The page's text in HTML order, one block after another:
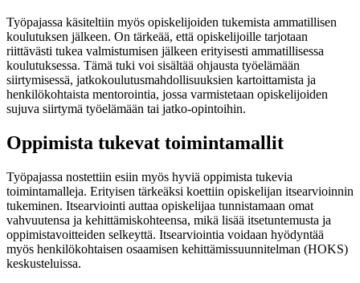
Työpajassa käsiteltiin myös opiskelijoiden tukemista ammatillisen
koulutuksen jälkeen. On tärkeää, että opiskelijoille tarjotaan
riittävästi tukea valmistumisen jälkeen erityisesti ammatillisessa
koulutuksessa. Tämä tuki voi sisältää ohjausta työelämään
siirtymisessä, jatkokoulutusmahdollisuuksien kartoittamista ja
henkilökohtaista mentorointia, jossa varmistetaan opiskelijoiden
sujuva siirtymä työelämään tai jatko-opintoihin.
Oppimista tukevat toimintamallit
Työpajassa nostettiin esiin myös hyviä oppimista tukevia
toimintamalleja. Erityisen tärkeäksi koettiin opiskelijan itsearvioinnin
tukeminen. Itsearviointi auttaa opiskelijaa tunnistamaan omat
vahvuutensa ja kehittämiskohteensa, mikä lisää itsetuntemusta ja
oppimistavoitteiden selkeyttä. Itsearviointia voidaan hyödyntää
myös henkilökohtaisen osaamisen kehittämissuunnitelman (HOKS)
keskusteluissa.